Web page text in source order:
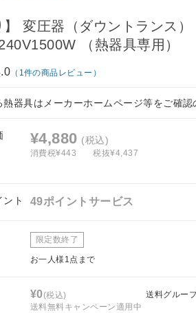
】 変圧器（ダウントランス
（熱器具専用）
（1件の商品レビュー）
器具はメーカーホームページ等をご確認
¥4,880 (税込)
消費税¥443 税抜¥4,437
ント 49ポイントサービス
限定数終了
お一人様1点まで
¥0(税込) 送料グループ
送料無料キャンペーン適用中